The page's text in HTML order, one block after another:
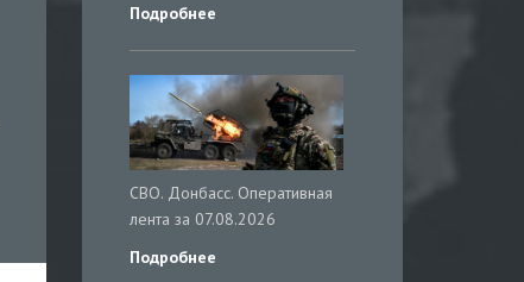
Подробнее
СВО. Донбасс. Оперативная
лента за 07.08.2026
Подробнее